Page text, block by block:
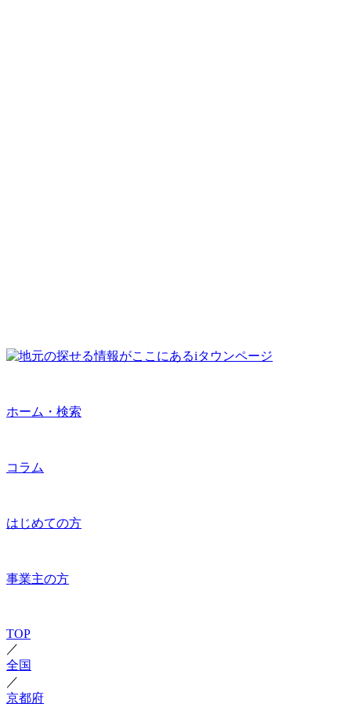
ホーム・検索
コラム
はじめての方
事業主の方
TOP
／
全国
／
京都府